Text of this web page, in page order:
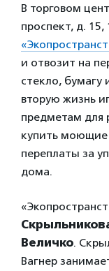
В торговом
проспект, д. 15,
и отвозит на
стекло, бумагу
вторую жизнь
предметам для
купить моющие
переплаты за
дома.
Величко.
Вагнер